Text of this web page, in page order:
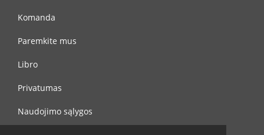
Komanda
Paremkite mus
Libro
Privatumas
Naudojimo sąlygos